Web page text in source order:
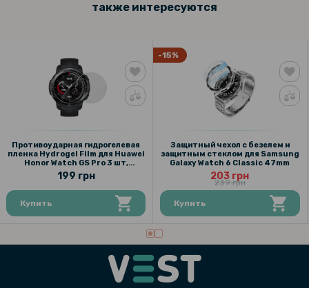
также интересуются
Противоударная гидрогелевая
пленка Hydrogel Film для Huawei
Honor Watch GS Pro 3 шт,
Transparent
199 грн
Купить
-15%
Защитный чехол с безелем и
защитным стеклом для Samsung
Galaxy Watch 6 Classic 47mm
203 грн
239 грн
Купить